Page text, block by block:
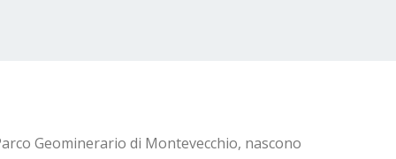
Geominerario di Montevecchio, nascono